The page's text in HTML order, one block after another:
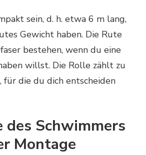
sein, d. h. etwa 6 m lang,
Gewicht haben. Die Rute
bestehen, wenn du eine
willst. Die Rolle zählt zu
für die du dich entscheiden
des Schwimmers
Montage